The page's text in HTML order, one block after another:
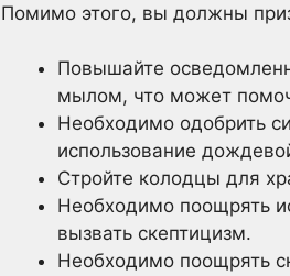
Помимо этого, вы должны
Повышайте
мылом, что может
Необходимо одобрить
использование
Стройте колодцы для
Необходимо поощрять
вызвать скептицизм.
Необходимо поощрять